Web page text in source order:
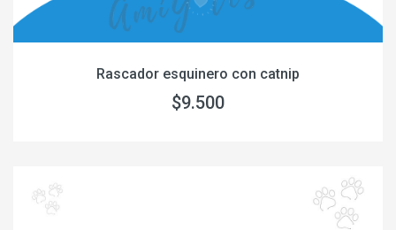
Rascador esquinero con catnip
$9.500